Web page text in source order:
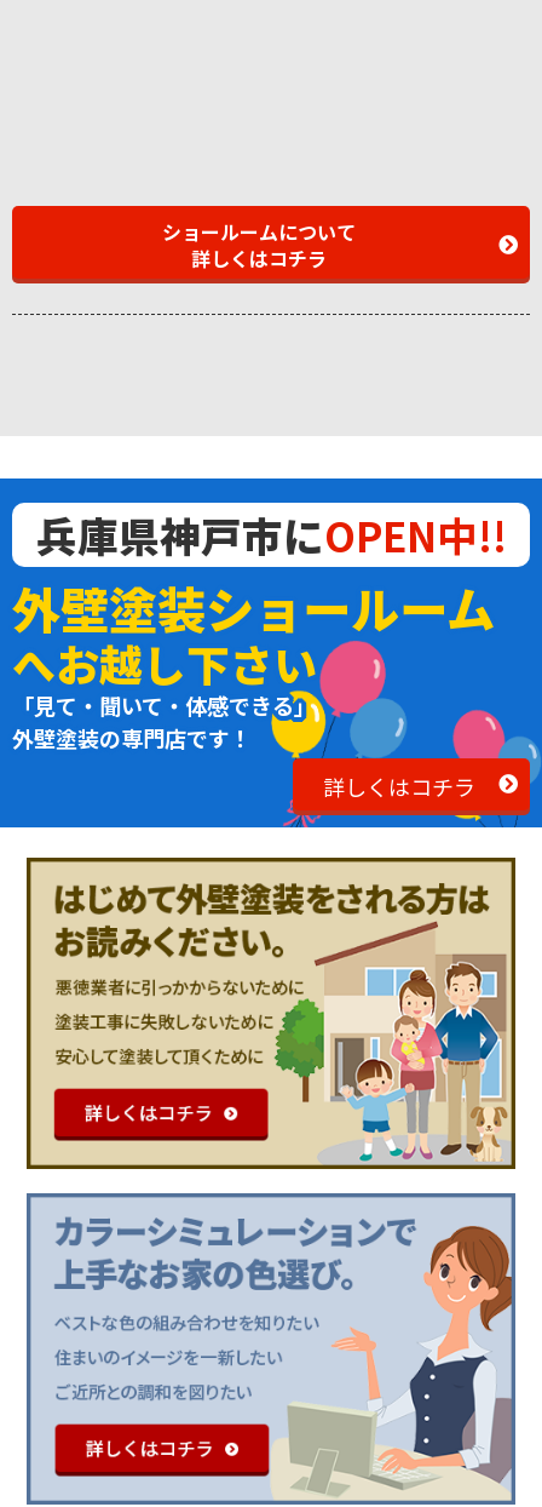
ショールームについて
詳しくはコチラ
兵庫県神戸市にOPEN中!!
外壁塗装ショールーム
へお越し下さい
「見て・聞いて・体感できる」
外壁塗装の専門店です！
詳しくはコチラ